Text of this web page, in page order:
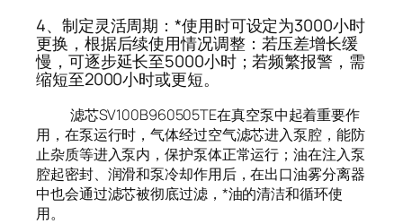
4、制定灵活周期：*使用时可设定为3000小时
更换，根据后续使用情况调整：若压差增长缓
慢，可逐步延长至5000小时；若频繁报警，需
缩短至2000小时或更短。
滤芯SV100B960505TE在真空泵中起着重要作
用，在泵运行时，气体经过空气滤芯进入泵腔，能防
止杂质等进入泵内，保护泵体正常运行；油在注入泵
腔起密封、润滑和泵冷却作用后，在出口油雾分离器
中也会通过滤芯被彻底过滤，*油的清洁和循环使
用。